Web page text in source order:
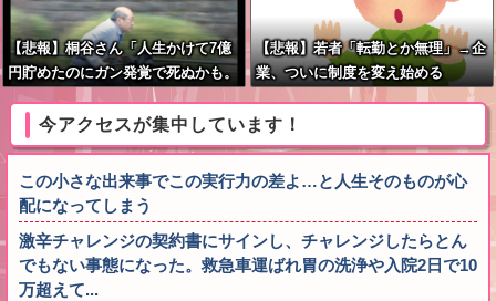
【悲報】桐谷さん「人生かけて7億
円貯めたのにガン発覚で死ぬかも。
もっと素直に遊べばよかった」後悔
【悲報】若者「転勤とか無理」→企
業、ついに制度を変え始める
今アクセスが集中しています！
この小さな出来事でこの実行力の差よ…と人生そのものが心
配になってしまう
激辛チャレンジの契約書にサインし、チャレンジしたらとん
でもない事態になった。救急車運ばれ胃の洗浄や入院2日で10
万超えて...